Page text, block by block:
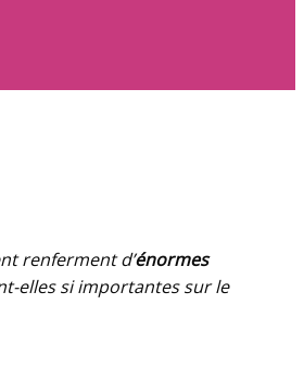
renferment d’énormes
elles si importantes sur le